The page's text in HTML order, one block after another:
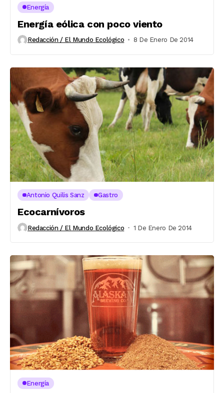
Energía
Energía eólica con poco viento
Redacción / El Mundo Ecológico 8 De Enero De 2014
Antonio Quilis Sanz Gastro
Ecocarnívoros
Redacción / El Mundo Ecológico 1 De Enero De 2014
Energía